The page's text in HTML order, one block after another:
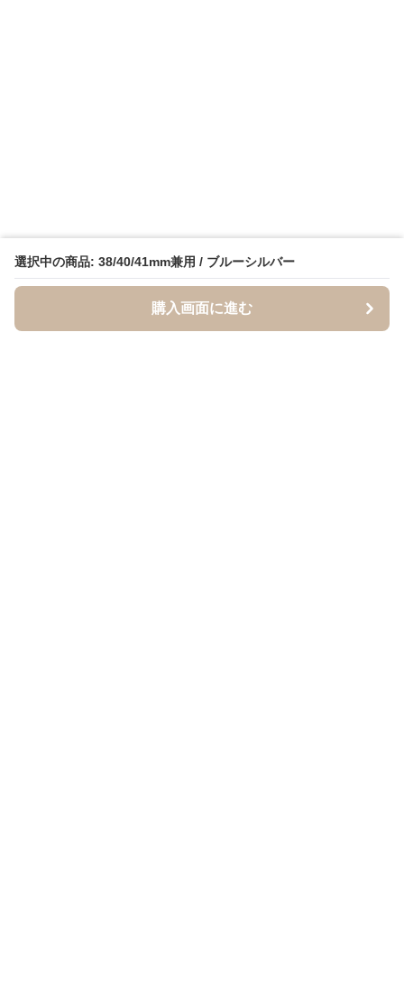
選択中の商品: 38/40/41mm兼用 / ブルーシルバー
購入画面に進む